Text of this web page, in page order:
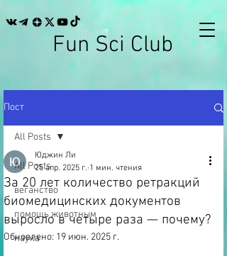
Fun Sci Club
Пост
All Posts
веганство
помощь животным
наука
All Posts
За 20 лет количество ретракций
биомедицинских документов
выросло в четыре раза — почему?
Юджин Ли
25 апр. 2025 г. 1 мин. чтения
Обновлено: 19 июн. 2025 г.